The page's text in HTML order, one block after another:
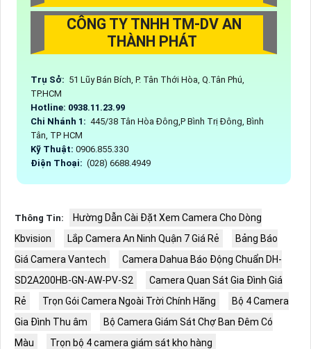
CÔNG TY TNHH TM-DV AN
THÀNH PHÁT
Trụ Sở: 51 Lũy Bán Bích, P. Tân Thới Hòa, Q.Tân Phú,
TP.HCM
Hotline: 0938.11.23.99
Chi Nhánh 1: 445/38 Tân Hòa Đông,P Bình Trị Đông, Bình
Tân, TP HCM
Kỹ Thuật: 0906.855.330
Điện Thoại: (028) 6688.4949
Thông Tin:
Hường Dẫn Cài Đặt Xem Camera Cho Dòng
Kbvision
Lắp Camera An Ninh Quận 7 Giá Rẻ
Bảng Báo
Giá Camera Vantech
Camera Dahua Báo Động Chuẩn DH-
SD2A200HB-GN-AW-PV-S2
Camera Quan Sát Gia Đình Giá
Rẻ
Trọn Gói Camera Ngoài Trời Chính Hãng
Bộ 4 Camera
Gia Đình Thu âm
Bộ Camera Giám Sát Chợ Ban Đêm Có
Màu
Trọn bộ 4 camera giám sát kho hàng